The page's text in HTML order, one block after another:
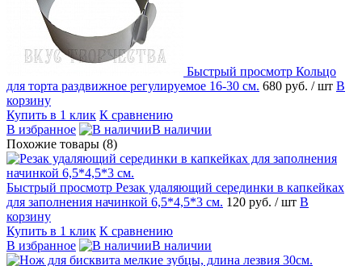
Быстрый просмотр Кольцо
для торта раздвижное регулируемое 16-30 см. 680 руб. / шт В
корзину
Купить в 1 клик К сравнению
В избранное
В наличии
Похожие товары (8)
Быстрый просмотр Резак удаляющий серединки в капкейках
для заполнения начинкой 6,5*4,5*3 см. 120 руб. / шт В
корзину
Купить в 1 клик К сравнению
В избранное
В наличии